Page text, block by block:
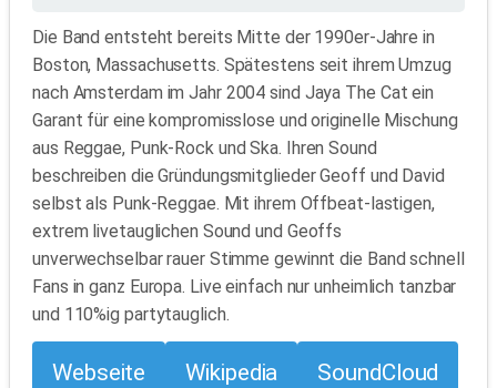
Die Band entsteht bereits Mitte der 1990er-Jahre in
Boston, Massachusetts. Spätestens seit ihrem Umzug
nach Amsterdam im Jahr 2004 sind Jaya The Cat ein
Garant für eine kompromisslose und originelle Mischung
aus Reggae, Punk-Rock und Ska. Ihren Sound
beschreiben die Gründungsmitglieder Geoff und David
selbst als Punk-Reggae. Mit ihrem Offbeat-lastigen,
extrem livetauglichen Sound und Geoffs
unverwechselbar rauer Stimme gewinnt die Band schnell
Fans in ganz Europa. Live einfach nur unheimlich tanzbar
und 110%ig partytauglich.
Webseite Wikipedia SoundCloud